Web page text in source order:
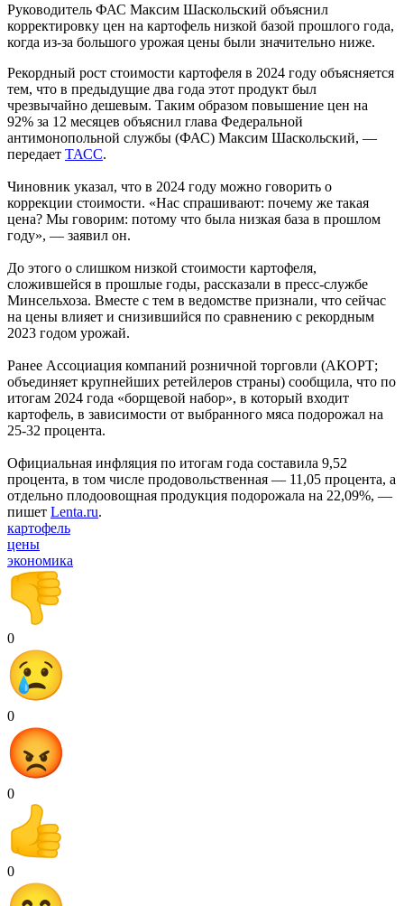
Руководитель ФАС Максим Шаскольский объяснил
корректировку цен на картофель низкой базой прошлого года,
когда из-за большого урожая цены были значительно ниже.
Рекордный рост стоимости картофеля в 2024 году объясняется
тем, что в предыдущие два года этот продукт был
чрезвычайно дешевым. Таким образом повышение цен на
92% за 12 месяцев объяснил глава Федеральной
антимонопольной службы (ФАС) Максим Шаскольский, —
передает ТАСС.
Чиновник указал, что в 2024 году можно говорить о
коррекции стоимости. «Нас спрашивают: почему же такая
цена? Мы говорим: потому что была низкая база в прошлом
году», — заявил он.
До этого о слишком низкой стоимости картофеля,
сложившейся в прошлые годы, рассказали в пресс-службе
Минсельхоза. Вместе с тем в ведомстве признали, что сейчас
на цены влияет и снизившийся по сравнению с рекордным
2023 годом урожай.
Ранее Ассоциация компаний розничной торговли (АКОРТ;
объединяет крупнейших ретейлеров страны) сообщила, что по
итогам 2024 года «борщевой набор», в который входит
картофель, в зависимости от выбранного мяса подорожал на
25-32 процента.
Официальная инфляция по итогам года составила 9,52
процента, в том числе продовольственная — 11,05 процента, а
отдельно плодоовощная продукция подорожала на 22,09%, —
пишет Lenta.ru.
картофель
цены
экономика
0
0
0
0